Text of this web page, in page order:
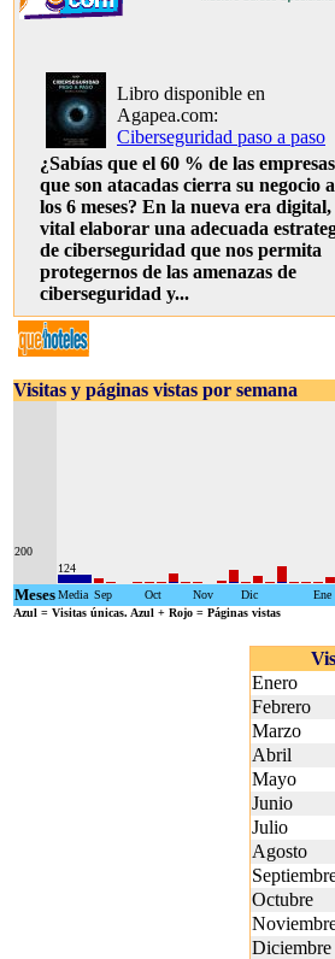
Libro disponible en
Agapea.com:
Ciberseguridad paso a paso
¿Sabías que el 60 % de las empresas
que son atacadas cierra su negocio a
los 6 meses? En la nueva era digital,
vital elaborar una adecuada
de ciberseguridad que nos permita
protegernos de las amenazas de
ciberseguridad y...
Visitas y páginas vistas por semana
200
124
MesesMedia Sep Oct Nov Dic Ene
Azul = Visitas únicas. Azul + Rojo = Páginas vistas
Enero
Febrero
Marzo
Abril
Mayo
Junio
Julio
Agosto
Octubre
Diciembre